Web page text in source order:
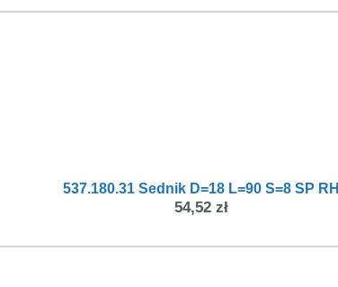
537.180.31 Sednik D=18 L=90 S=8 SP RH
54,52 zł